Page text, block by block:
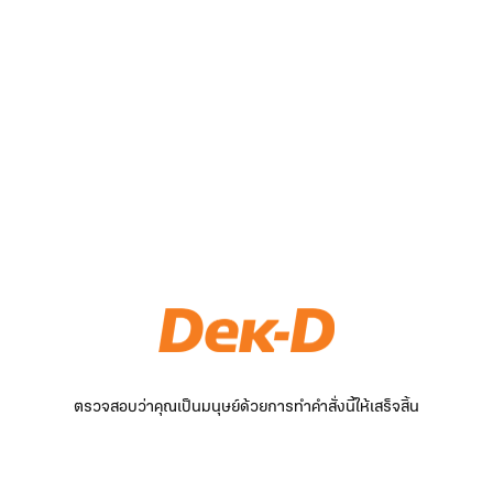
ตรวจสอบว่าคุณเป็นมนุษย์ด้วยการทำคำสั่งนี้ให้เสร็จสิ้น